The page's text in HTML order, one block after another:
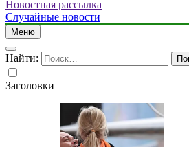
Новостная рассылка
Случайные новости
Меню
Найти:
Заголовки